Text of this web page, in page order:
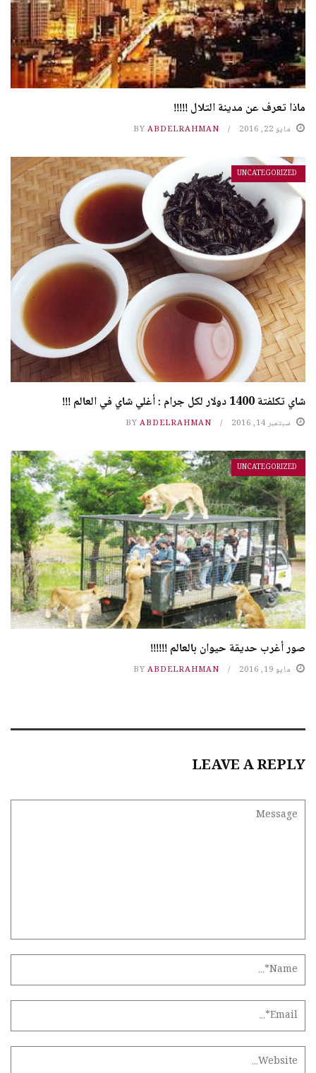
ماذا تعرف عن مدينة التلال !!!!!
مايو 22, 2016 BY ABDELRAHMAN
UNCATEGORIZED
شاي تكلفتة 1400 دولار لكل جرام : أغلي شاي في العالم !!!
سبتمبر 14, 2016 BY ABDELRAHMAN
UNCATEGORIZED
صور أغرب حديقة حيوان بالعالم !!!!!!
مايو 19, 2016 BY ABDELRAHMAN
LEAVE A REPLY